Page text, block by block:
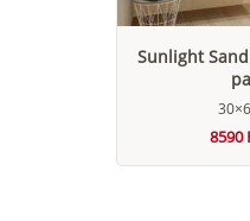
Sunlight
8590